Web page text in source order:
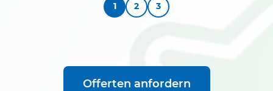
1 2 3
Offerten anfordern